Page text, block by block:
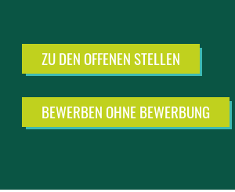
ZU DEN OFFENEN STELLEN
BEWERBEN OHNE BEWERBUNG